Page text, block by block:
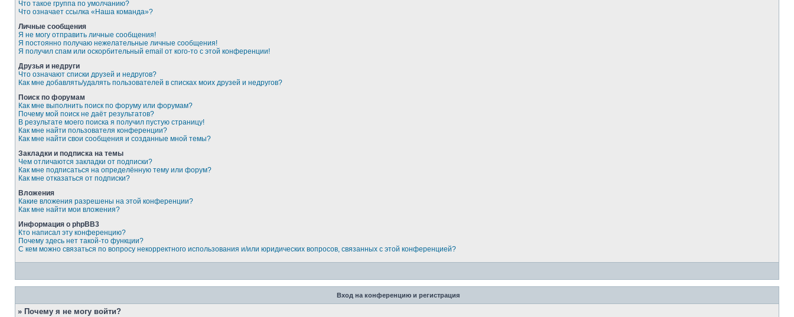
Что такое группа по умолчанию?
Что означает ссылка «Наша команда»?
Личные сообщения
Я не могу отправить личные сообщения!
Я постоянно получаю нежелательные личные сообщения!
Я получил спам или оскорбительный email от кого-то с этой конференции!
Друзья и недруги
Что означают списки друзей и недругов?
Как мне добавлять/удалять пользователей в списках моих друзей и недругов?
Поиск по форумам
Как мне выполнить поиск по форуму или форумам?
Почему мой поиск не даёт результатов?
В результате моего поиска я получил пустую страницу!
Как мне найти пользователя конференции?
Как мне найти свои сообщения и созданные мной темы?
Закладки и подписка на темы
Чем отличаются закладки от подписки?
Как мне подписаться на определённую тему или форум?
Как мне отказаться от подписки?
Вложения
Какие вложения разрешены на этой конференции?
Как мне найти мои вложения?
Информация о phpBB3
Кто написал эту конференцию?
Почему здесь нет такой-то функции?
С кем можно связаться по вопросу некорректного использования и/или юридических вопросов, связанных с этой конференцией?
Вход на конференцию и регистрация
» Почему я не могу войти?